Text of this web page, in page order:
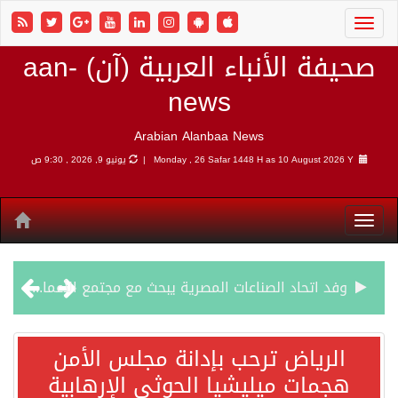
صحيفة الأنباء العربية (آن) aan-
news
Arabian Alanbaa News
Monday , 26 Safar 1448 H as10 August 2026 Y | يونيو 9, 2026 , 9:30 ص
وفد اتحاد الصناعات المصرية يبحث مع مجتمع الأعمال الهندي فرص الاستثمار والتصنيع المشترك
الرياض ترحب بإدانة مجلس الأمن هجمات ميليشيا الحوثي الإرهابية
الرياض ترحب بإدانة مجلس الأمن
هجمات ميليشيا الحوثي الإرهابية